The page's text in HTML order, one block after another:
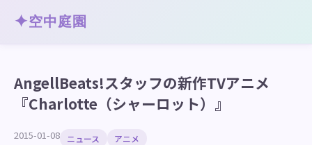
✦空中庭園
AngellBeats!スタッフの新作TVアニメ
『Charlotte（シャーロット）』
2015-01-08 ニュース アニメ